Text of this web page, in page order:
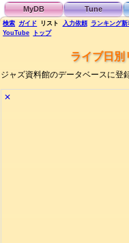
MyDB Tune
検索 ガイド リスト 入力依頼 ランキング新
YouTube
トップ
ライブ日別
ジャズ資料館のデータベースに登
✕